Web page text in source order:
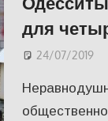
для
24/07/2019